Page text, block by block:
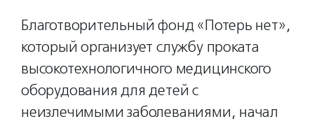
Благотворительный фонд «Потерь нет»,
который организует службу проката
высокотехнологичного медицинского
оборудования для детей с
неизлечимыми заболеваниями, начал